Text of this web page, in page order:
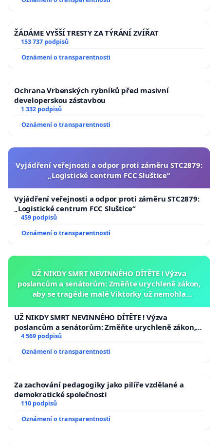
ŽÁDÁME VYŠŠÍ TRESTY ZA TÝRÁNÍ ZVÍŘAT
153 737 podpisů
Oznámení o transparentnosti
Ochrana Vrbenských rybníků před masivní
developerskou zástavbou
1 332 podpisů
Oznámení o transparentnosti
Vyjádření veřejnosti a odpor proti záměru STC2879:
„Logistické centrum FCC Sluštice“
Vyjádření veřejnosti a odpor proti záměru STC2879:
„Logistické centrum FCC Sluštice“
459 podpisů
Oznámení o transparentnosti
UŽ NIKDY SMRT NEVINNÉHO DÍTĚTE ! Výzva
poslancům a senátorům: Změňte urychleně zákon,
aby se tragédie malé Viktorky už nemohla
UŽ NIKDY SMRT NEVINNÉHO DÍTĚTE ! Výzva
poslancům a senátorům: Změňte urychleně zákon,
aby se tragédie malé Viktorky už nemohla opakovat!
4 569 podpisů
Oznámení o transparentnosti
Za zachování pedagogiky jako pilíře vzdělané a
demokratické společnosti
110 podpisů
Oznámení o transparentnosti